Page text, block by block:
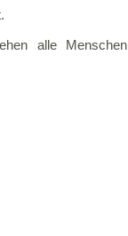
alle